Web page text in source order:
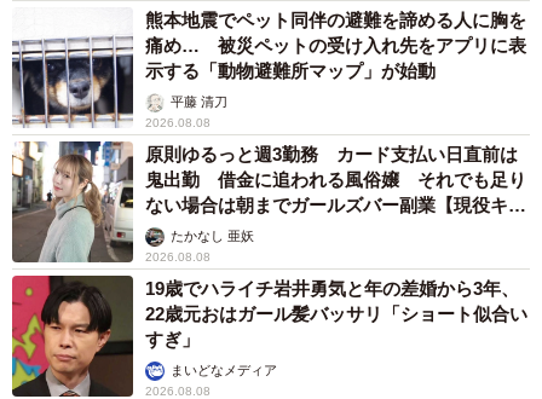
熊本地震でペット同伴の避難を諦める人に胸を
痛め… 被災ペットの受け入れ先をアプリに表
示する「動物避難所マップ」が始動
平藤 清刀
2026.08.08
原則ゆるっと週3勤務 カード支払い日直前は
鬼出勤 借金に追われる風俗嬢 それでも足り
ない場合は朝までガールズバー副業【現役キャ
ストに取材】
たかなし 亜妖
2026.08.08
19歳でハライチ岩井勇気と年の差婚から3年、
22歳元おはガール髪バッサリ「ショート似合い
すぎ」
まいどなメディア
2026.08.08